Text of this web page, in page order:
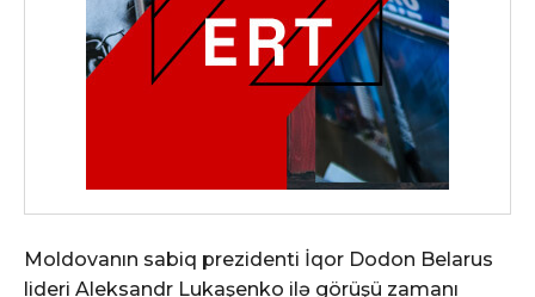
Moldovanın sabiq prezidenti İqor Dodon Belarus
lideri Aleksandr Lukaşenko ilə görüşü zamanı